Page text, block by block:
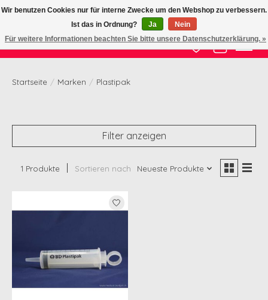
Zertifizierte Qualität zu fairem Preis
Wunschzettel
Ihr
Startseite / Marken / Plastipak
Filter anzeigen
1 Produkte Sortieren nach Neueste Produkte
Wir benutzen Cookies nur für interne Zwecke um den Webshop zu verbessern.
Ist das in Ordnung?
Ja
Nein
Für weitere Informationen beachten Sie bitte unsere Datenschutzerklärung. »